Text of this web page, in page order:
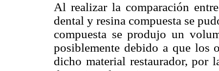
Al realizar la comparación
dental y resina compuesta se
compuesta se produjo un
posiblemente debido a que los
dicho material restaurador,